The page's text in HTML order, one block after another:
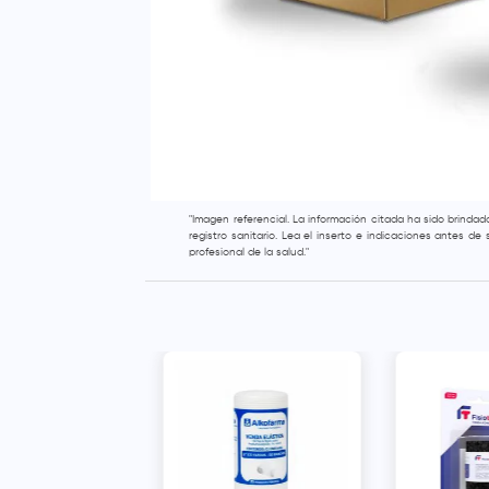
"Imagen referencial. La información citada ha sido
registro sanitario. Lea el inserto e indicaciones antes
profesional de la salud."